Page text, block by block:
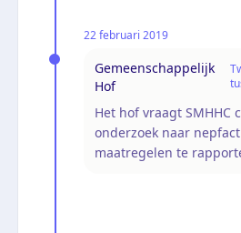
22 februari 2019
Gemeenschappelijk
Hof
Het hof vraagt SMHHC
onderzoek naar
maatregelen te